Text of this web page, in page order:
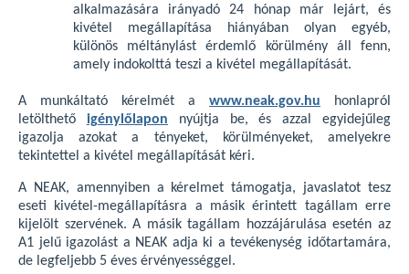
alkalmazására irányadó 24 hónap már lejárt, és
kivétel megállapítása hiányában olyan egyéb,
különös méltánylást érdemlő körülmény áll fenn,
amely indokolttá teszi a kivétel megállapítását.
A munkáltató kérelmét a www.neak.gov.hu honlapról
letölthető igénylőlapon nyújtja be, és azzal egyidejűleg
igazolja azokat a tényeket, körülményeket, amelyekre
tekintettel a kivétel megállapítását kéri.
A NEAK, amennyiben a kérelmet támogatja, javaslatot tesz
eseti kivétel-megállapításra a másik érintett tagállam erre
kijelölt szervének. A másik tagállam hozzájárulása esetén az
A1 jelű igazolást a NEAK adja ki a tevékenység időtartamára,
de legfeljebb 5 éves érvényességgel.